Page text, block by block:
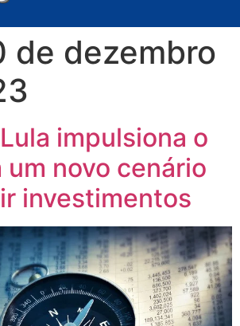
de dezembro
impulsiona o
um novo cenário
investimentos